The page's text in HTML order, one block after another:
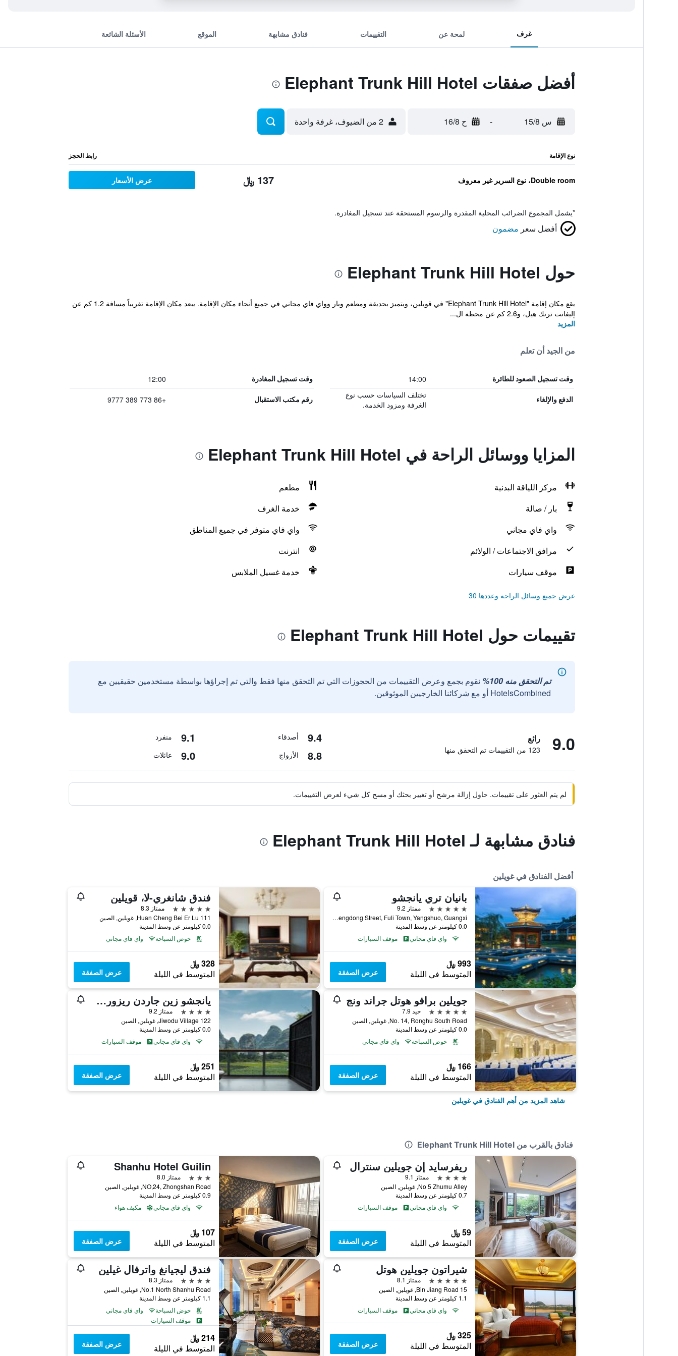
غرف لمحة عن التقييمات فنادق مشابهة الموقع الأسئلة الشائعة
أفضل صفقات Elephant Trunk Hill Hotel
س 15/8 - ح 16/8 2 من الضيوف، غرفة واحدة
نوع الإقامة رابط الحجز
Double room، نوع السرير غير معروف 137 ﷼ عرض الأسعار
*يشمل المجموع الضرائب المحلية المقدرة والرسوم المستحقة عند تسجيل المغادرة.
أفضل سعر مضمون
حول Elephant Trunk Hill Hotel
يقع مكان إقامة "Elephant Trunk Hill Hotel" في قويلين، ويتميز بحديقة ومطعم وبار وواي فاي مجاني في جميع أنحاء مكان الإقامة. يبعد مكان الإقامة تقريباً مسافة 1.2 كم عن
إليفانت ترنك هيل، و2.6 كم عن محطة ال...
المزيد
من الجيد أن تعلم
وقت تسجيل الصعود للطائرة 14:00 وقت تسجيل المغادرة 12:00
الدفع والإلغاء
تختلف السياسات حسب نوع
الغرفة ومزود الخدمة.
رقم مكتب الاستقبال +86 773 389 9777
المزايا ووسائل الراحة في Elephant Trunk Hill Hotel
مركز اللياقة البدنية
مطعم
بار / صالة
خدمة الغرف
واي فاي مجاني
واي فاي متوفر في جميع المناطق
مرافق الاجتماعات / الولائم
انترنت
موقف سيارات
خدمة غسيل الملابس
عرض جميع وسائل الراحة وعددها 30
تقييمات حول Elephant Trunk Hill Hotel
تم التحقق منه 100%
نقوم بجمع وعرض التقييمات من الحجوزات التي تم التحقق منها فقط والتي تم إجراؤها بواسطة مستخدمين حقيقيين مع
HotelsCombined أو مع شركائنا الخارجيين الموثوقين.
9.0 رائع
123 من التقييمات تم التحقق منها
9.4 أصدقاء 9.1 منفرد
8.8 الأزواج 9.0 عائلات
لم يتم العثور على تقييمات. حاول إزالة مرشح أو تغيير بحثك أو مسح كل شيء لعرض التقييمات.
فنادق مشابهة لـ Elephant Trunk Hill Hotel
أفضل الفنادق في غويلين
بانيان تري يانجشو
5 نجوم
ممتاز 9.2
No.168 Zhengdong Street, Fuli Town, Yangshuo, Guangxi, غويلين, الصين
0.0 كيلومتر عن وسط المدينة
واي فاي مجاني
موقف السيارات
993 ﷼
المتوسط في الليلة عرض الصفقة
فندق شانغري-لا، قويلين
5 نجوم
ممتاز 8.3
111 Huan Cheng Bei Er Lu, غويلين, الصين
0.0 كيلومتر عن وسط المدينة
حوض السباحة
واي فاي مجاني
328 ﷼
المتوسط في الليلة عرض الصفقة
جويلين برافو هوتل جراند ونج
5 نجوم
جيد 7.9
No. 14, Ronghu South Road, غويلين, الصين
0.0 كيلومتر عن وسط المدينة
حوض السباحة
واي فاي مجاني
166 ﷼
المتوسط في الليلة عرض الصفقة
يانجشو زين جاردن ريزورت - يولونج ريفر
4 نجوم
ممتاز 9.2
122 Jiwodu Village, غويلين, الصين
0.0 كيلومتر عن وسط المدينة
واي فاي مجاني
موقف السيارات
251 ﷼
المتوسط في الليلة عرض الصفقة
شاهد المزيد من أهم الفنادق في غويلين
فنادق بالقرب من Elephant Trunk Hill Hotel
ريفرسايد إن جويلين سنترال
4 نجوم
ممتاز 9.1
No 5 Zhumu Alley, غويلين, الصين
0.7 كيلومتر عن وسط المدينة
واي فاي مجاني
موقف السيارات
59 ﷼
المتوسط في الليلة عرض الصفقة
Shanhu Hotel Guilin
3 نجوم
ممتاز 8.0
NO,24, Zhongshan Road, غويلين, الصين
0.9 كيلومتر عن وسط المدينة
واي فاي مجاني
مكيف هواء
107 ﷼
المتوسط في الليلة عرض الصفقة
شيراتون جويلين هوتل
5 نجوم
ممتاز 8.1
15 Bin Jiang Road, غويلين, الصين
1.1 كيلومتر عن وسط المدينة
واي فاي مجاني
موقف السيارات
325 ﷼
المتوسط في الليلة عرض الصفقة
فندق ليجيانغ واترفال غيلين
4 نجوم
ممتاز 8.3
No.1 North Shanhu Road, غويلين, الصين
1.1 كيلومتر عن وسط المدينة
حوض السباحة
واي فاي مجاني
موقف السيارات
214 ﷼
المتوسط في الليلة عرض الصفقة